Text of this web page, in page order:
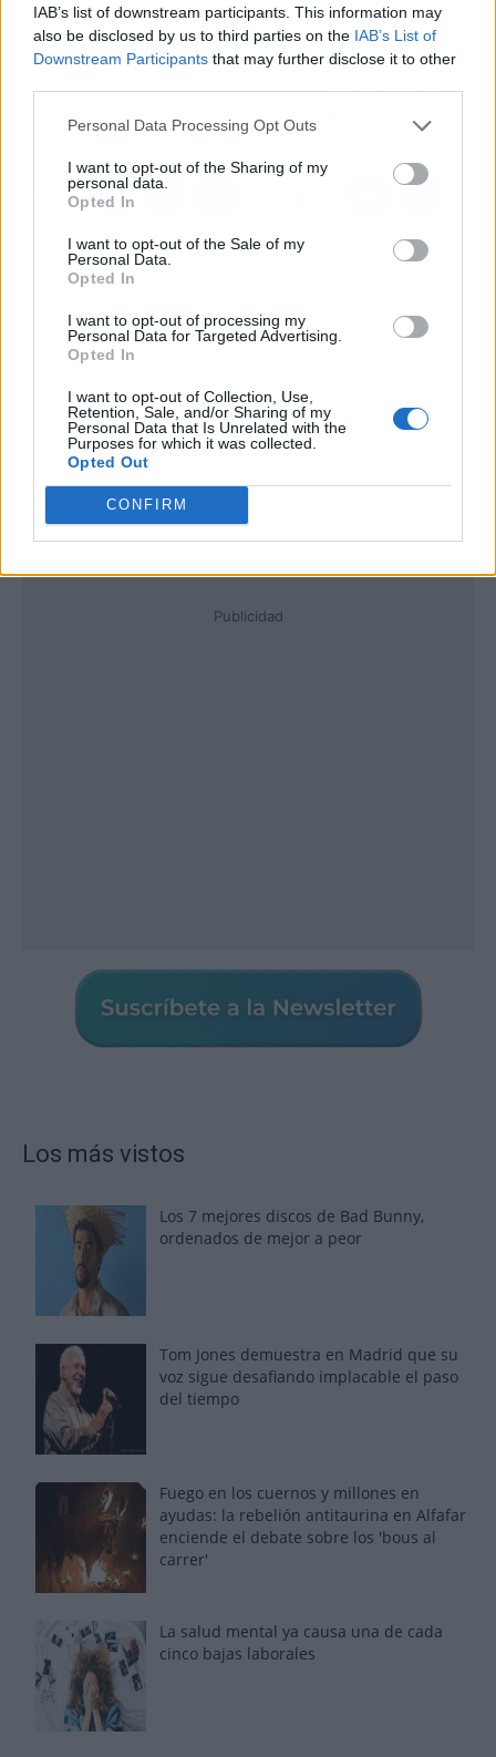
IAB’s list of downstream participants. This information may
also be disclosed by us to third parties on the IAB’s List of
Downstream Participants that may further disclose it to other
Personal Data Processing Opt Outs
I want to opt-out of the Sharing of my
personal data.
Opted In
I want to opt-out of the Sale of my
Personal Data.
Opted In
I want to opt-out of processing my
Personal Data for Targeted Advertising.
Opted In
I want to opt-out of Collection, Use,
Retention, Sale, and/or Sharing of my
Personal Data that Is Unrelated with the
Purposes for which it was collected.
Opted Out
CONFIRM
atraer clientes a los
negocios mediante
posicionamiento SEO
local y mejora de la
Publicidad
Los más vistos
Los 7 mejores discos de Bad Bunny,
ordenados de mejor a peor
Tom Jones demuestra en Madrid que su
voz sigue desafiando implacable el paso
del tiempo
Fuego en los cuernos y millones en
ayudas: la rebelión antitaurina en Alfafar
enciende el debate sobre los 'bous al
carrer'
La salud mental ya causa una de cada
cinco bajas laborales